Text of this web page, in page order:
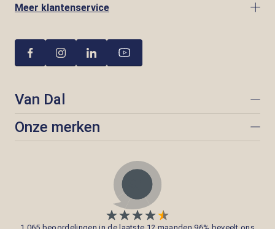
Meer klantenservice
Van Dal
Onze merken